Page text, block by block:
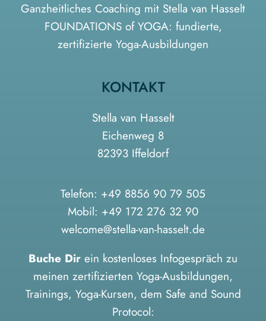
Ganzheitliches Coaching mit Stella van Hasselt
FOUNDATIONS of YOGA: fundierte,
zertifizierte Yoga-Ausbildungen
KONTAKT
Stella van Hasselt
Eichenweg 8
82393 Iffeldorf
Telefon: +49 8856 90 79 505
Mobil: +49 172 276 32 90
welcome@stella-van-hasselt.de
Buche Dir ein kostenloses Infogespräch zu
meinen zertifizierten Yoga-Ausbildungen,
Trainings, Yoga-Kursen, dem Safe and Sound
Protocol: